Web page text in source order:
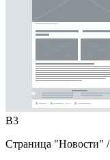
B3
Страница "Новости"